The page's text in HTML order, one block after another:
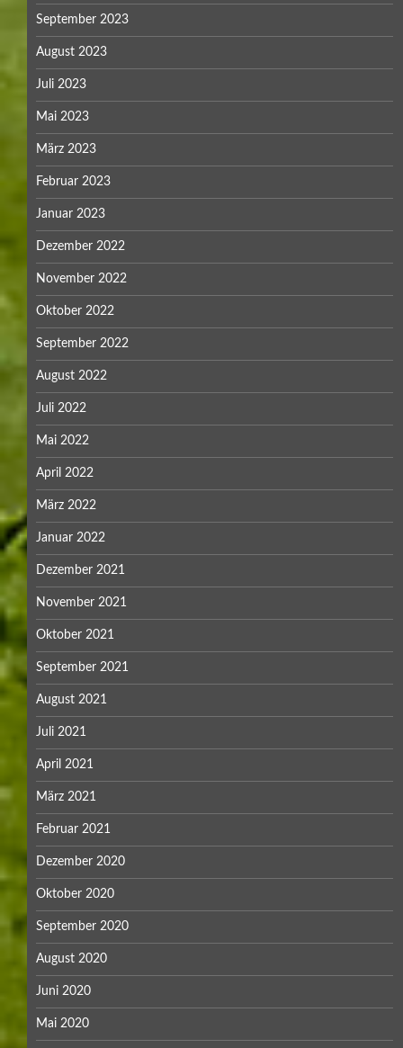
September 2023
August 2023
Juli 2023
Mai 2023
März 2023
Februar 2023
Januar 2023
Dezember 2022
November 2022
Oktober 2022
September 2022
August 2022
Juli 2022
Mai 2022
April 2022
März 2022
Januar 2022
Dezember 2021
November 2021
Oktober 2021
September 2021
August 2021
Juli 2021
April 2021
März 2021
Februar 2021
Dezember 2020
Oktober 2020
September 2020
August 2020
Juni 2020
Mai 2020